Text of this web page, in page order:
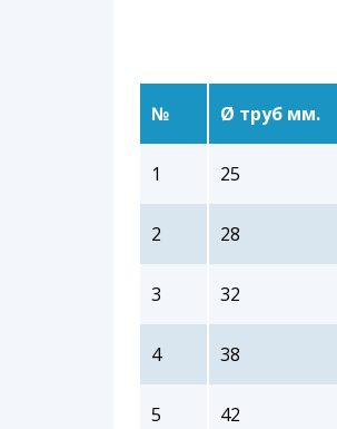
№ Ø труб мм.
1 25
2 28
3 32
4 38
5 42